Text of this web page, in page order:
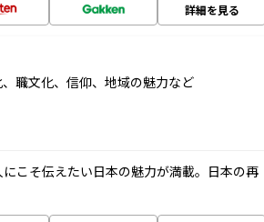
詳細を見る
職文化、信仰、地域の魅力など
こそ伝えたい日本の魅力が満載。日本の再